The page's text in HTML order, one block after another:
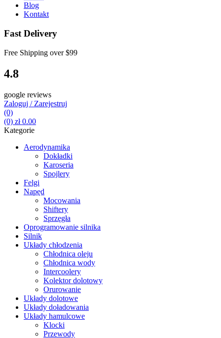
Blog
Kontakt
Fast Delivery
Free Shipping over$99
4.8
google reviews
Zaloguj / Zarejestruj
(0)
(0) zł0.00
Kategorie
Aerodynamika
Dokładki
Karoseria
Spojlery
Felgi
Napęd
Mocowania
Shiftery
Sprzęgła
Oprogramowanie silnika
Silnik
Układy chłodzenia
Chłodnica oleju
Chłodnica wody
Intercoolery
Kolektor dolotowy
Orurowanie
Układy dolotowe
Układy doładowania
Układy hamulcowe
Klocki
Przewody